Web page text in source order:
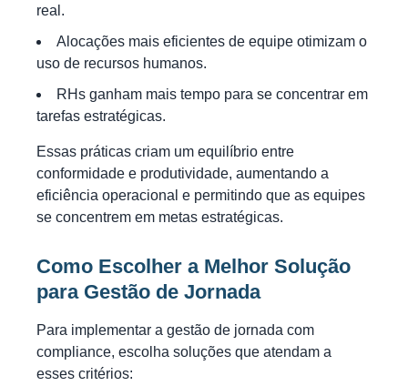
real.
Alocações mais eficientes de equipe otimizam o
uso de recursos humanos.
RHs ganham mais tempo para se concentrar em
tarefas estratégicas.
Essas práticas criam um equilíbrio entre
conformidade e produtividade, aumentando a
eficiência operacional e permitindo que as equipes
se concentrem em metas estratégicas.
Como Escolher a Melhor Solução
para Gestão de Jornada
Para implementar a gestão de jornada com
compliance, escolha soluções que atendam a
esses critérios: